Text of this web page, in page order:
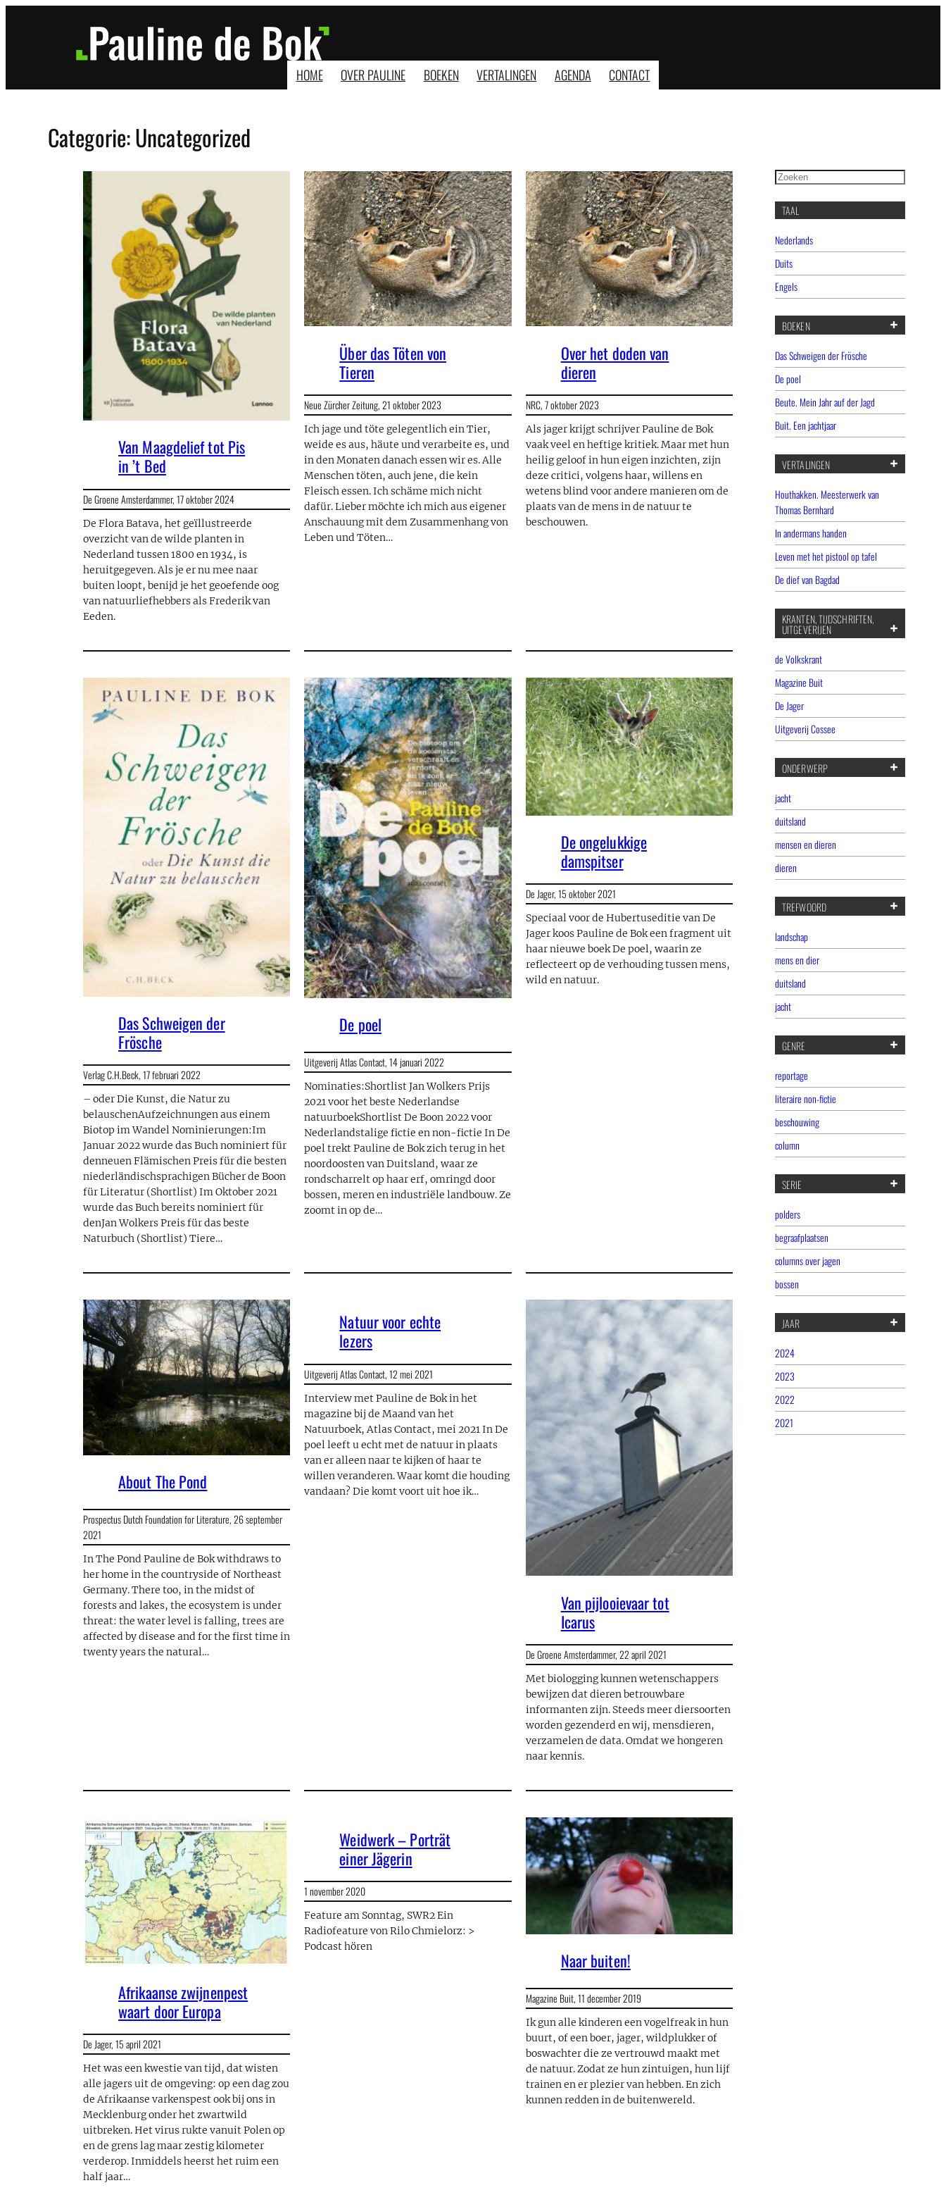
HOME OVER PAULINE BOEKEN VERTALINGEN AGENDA CONTACT
Categorie:Uncategorized
Van Maagdelief tot Pis
in ’t Bed
De Groene Amsterdammer,17 oktober 2024
De Flora Batava, het geïllustreerde
overzicht van de wilde planten in
Nederland tussen 1800 en 1934, is
heruitgegeven. Als je er nu mee naar
buiten loopt, benijd je het geoefende oog
van natuurliefhebbers als Frederik van
Eeden.
Über das Töten von
Tieren
Neue Zürcher Zeitung,21 oktober 2023
Ich jage und töte gelegentlich ein Tier,
weide es aus, häute und verarbeite es, und
in den Monaten danach essen wir es. Alle
Menschen töten, auch jene, die kein
Fleisch essen. Ich schäme mich nicht
dafür. Lieber möchte ich mich aus eigener
Anschauung mit dem Zusammenhang von
Leben und Töten…
Over het doden van
dieren
NRC,7 oktober 2023
Als jager krijgt schrijver Pauline de Bok
vaak veel en heftige kritiek. Maar met hun
heilig geloof in hun eigen inzichten, zijn
deze critici, volgens haar, willens en
wetens blind voor andere manieren om de
plaats van de mens in de natuur te
beschouwen.
Das Schweigen der
Frösche
Verlag C.H.Beck,17 februari 2022
– oder Die Kunst, die Natur zu
belauschenAufzeichnungen aus einem
Biotop im Wandel Nominierungen:Im
Januar 2022 wurde das Buch nominiert für
denneuen Flämischen Preis für die besten
niederländischsprachigen Bücher de Boon
für Literatur (Shortlist) Im Oktober 2021
wurde das Buch bereits nominiert für
denJan Wolkers Preis für das beste
Naturbuch (Shortlist) Tiere…
De poel
Uitgeverij Atlas Contact,14 januari 2022
Nominaties:Shortlist Jan Wolkers Prijs
2021 voor het beste Nederlandse
natuurboekShortlist De Boon 2022 voor
Nederlandstalige fictie en non-fictie In De
poel trekt Pauline de Bok zich terug in het
noordoosten van Duitsland, waar ze
rondscharrelt op haar erf, omringd door
bossen, meren en industriële landbouw. Ze
zoomt in op de…
De ongelukkige
damspitser
De Jager,15 oktober 2021
Speciaal voor de Hubertuseditie van De
Jager koos Pauline de Bok een fragment uit
haar nieuwe boek De poel, waarin ze
reflecteert op de verhouding tussen mens,
wild en natuur.
About The Pond
Prospectus Dutch Foundation for Literature,26 september
2021
In The Pond Pauline de Bok withdraws to
her home in the countryside of Northeast
Germany. There too, in the midst of
forests and lakes, the ecosystem is under
threat: the water level is falling, trees are
affected by disease and for the first time in
twenty years the natural…
Natuur voor echte
lezers
Uitgeverij Atlas Contact,12 mei 2021
Interview met Pauline de Bok in het
magazine bij de Maand van het
Natuurboek, Atlas Contact, mei 2021 In De
poel leeft u echt met de natuur in plaats
van er alleen naar te kijken of haar te
willen veranderen. Waar komt die houding
vandaan? Die komt voort uit hoe ik…
Van pijlooievaar tot
Icarus
De Groene Amsterdammer,22 april 2021
Met biologging kunnen wetenschappers
bewijzen dat dieren betrouwbare
informanten zijn. Steeds meer diersoorten
worden gezenderd en wij, mensdieren,
verzamelen de data. Omdat we hongeren
naar kennis.
Afrikaanse zwijnenpest
waart door Europa
De Jager,15 april 2021
Het was een kwestie van tijd, dat wisten
alle jagers uit de omgeving: op een dag zou
de Afrikaanse varkenspest ook bij ons in
Mecklenburg onder het zwartwild
uitbreken. Het virus rukte vanuit Polen op
en de grens lag maar zestig kilometer
verderop. Inmiddels heerst het ruim een
half jaar…
Weidwerk – Porträt
einer Jägerin
1 november 2020
Feature am Sonntag, SWR2 Ein
Radiofeature von Rilo Chmielorz: >
Podcast hören
Naar buiten!
Magazine Buit,11 december 2019
Ik gun alle kinderen een vogelfreak in hun
buurt, of een boer, jager, wildplukker of
boswachter die ze vertrouwd maakt met
de natuur. Zodat ze hun zintuigen, hun lijf
trainen en er plezier van hebben. En zich
kunnen redden in de buitenwereld.
Zoeken
TAAL
Nederlands
Duits
Engels
BOEKEN
Das Schweigen der Frösche
De poel
Beute. Mein Jahr auf der Jagd
Buit. Een jachtjaar
VERTALINGEN
Houthakken. Meesterwerk van
Thomas Bernhard
In andermans handen
Leven met het pistool op tafel
De dief van Bagdad
KRANTEN, TIJDSCHRIFTEN,
UITGEVERIJEN
de Volkskrant
Magazine Buit
De Jager
Uitgeverij Cossee
ONDERWERP
jacht
duitsland
mensen en dieren
dieren
TREFWOORD
landschap
mens en dier
duitsland
jacht
GENRE
reportage
literaire non-fictie
beschouwing
column
SERIE
polders
begraafplaatsen
columns over jagen
bossen
JAAR
2024
2023
2022
2021